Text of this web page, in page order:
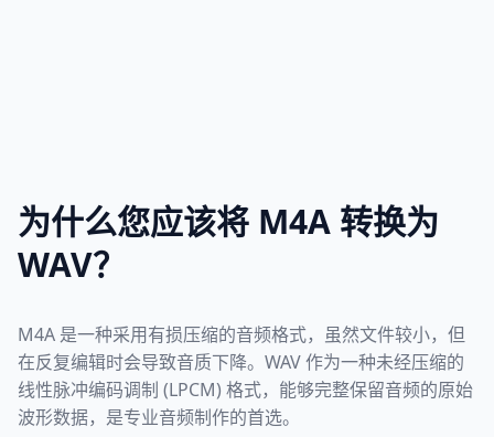
为什么您应该将 M4A 转换为
WAV？
M4A 是一种采用有损压缩的音频格式，虽然文件较小，但
在反复编辑时会导致音质下降。WAV 作为一种未经压缩的
线性脉冲编码调制 (LPCM) 格式，能够完整保留音频的原始
波形数据，是专业音频制作的首选。